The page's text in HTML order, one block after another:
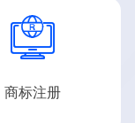

商标注册